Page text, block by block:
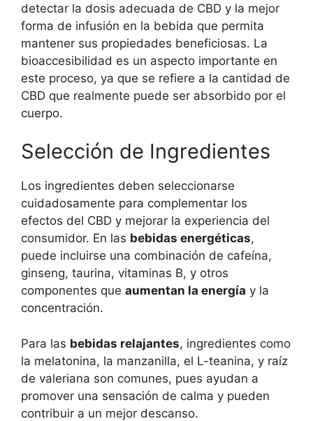
detectar la dosis adecuada de CBD y la mejor
forma de infusión en la bebida que permita
mantener sus propiedades beneficiosas. La
bioaccesibilidad es un aspecto importante en
este proceso, ya que se refiere a la cantidad de
CBD que realmente puede ser absorbido por el
cuerpo.
Selección de Ingredientes
Los ingredientes deben seleccionarse
cuidadosamente para complementar los
efectos del CBD y mejorar la experiencia del
consumidor. En las bebidas energéticas,
puede incluirse una combinación de cafeína,
ginseng, taurina, vitaminas B, y otros
componentes que aumentan la energía y la
concentración.
Para las bebidas relajantes, ingredientes como
la melatonina, la manzanilla, el L-teanina, y raíz
de valeriana son comunes, pues ayudan a
promover una sensación de calma y pueden
contribuir a un mejor descanso.